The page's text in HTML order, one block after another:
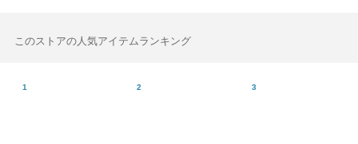
このストアの人気アイテムランキング